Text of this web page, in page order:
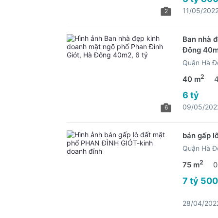
2 11/05/
6
Ban nhà
Đông
Quận Hà
40 m2
6 tỷ
09/05/
bán gấp
Quận Hà
75 m2
7 tỷ
28/04/